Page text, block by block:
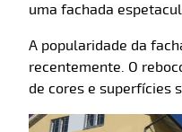
uma fachada
A popularidade da
recentemente. O
de cores e superfícies